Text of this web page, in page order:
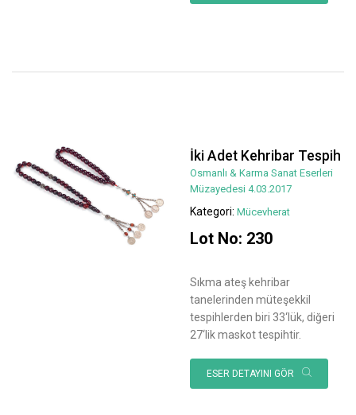
İki Adet Kehribar Tespih
Osmanlı & Karma Sanat Eserleri
Müzayedesi 4.03.2017
Kategori: Mücevherat
Lot No: 230
Sıkma ateş kehribar
tanelerinden müteşekkil
tespihlerden biri 33‘lük, diğeri
27‘lik maskot tespihtir.
ESER DETAYINI GÖR